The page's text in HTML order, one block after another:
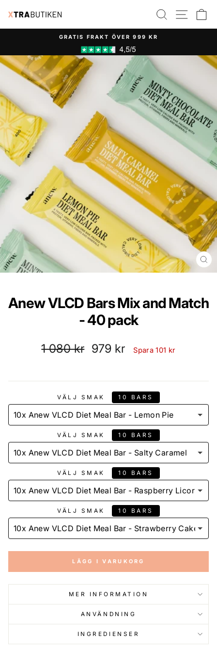
till
SÖK
Pausa
bildspel
GRATIS FRAKT ÖVER 999 KR
Anew VLCD Bars Mix and Match
- 40 pack
Ordinarie
pris
1 080 kr Reapris
979 kr Spara 101 kr
VÄLJ SMAK 10 BARS
VÄLJ SMAK 10 BARS
VÄLJ SMAK 10 BARS
VÄLJ SMAK 10 BARS
LÄGG I VARUKORG
MER INFORMATION
ANVÄNDNING
INGREDIENSER